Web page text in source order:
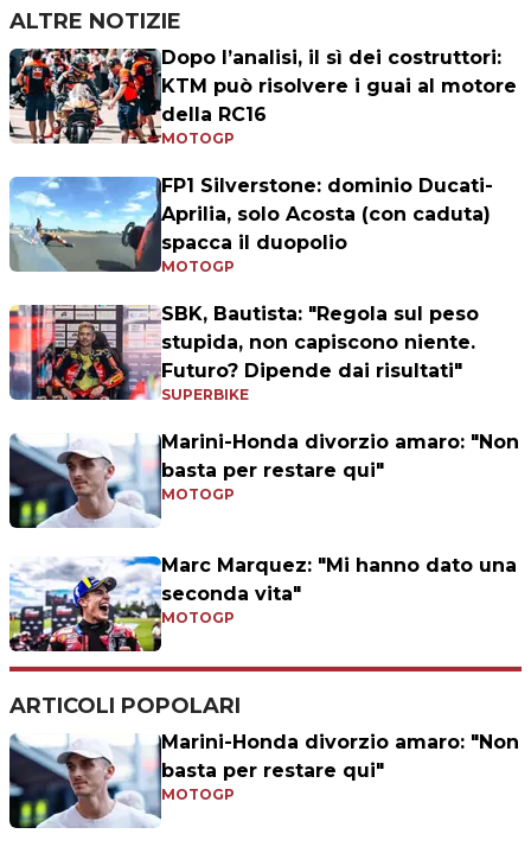
ALTRE NOTIZIE
Dopo l’analisi, il sì dei costruttori:
KTM può risolvere i guai al motore
della RC16
MOTOGP
FP1 Silverstone: dominio Ducati-
Aprilia, solo Acosta (con caduta)
spacca il duopolio
MOTOGP
SBK, Bautista: "Regola sul peso
stupida, non capiscono niente.
Futuro? Dipende dai risultati"
SUPERBIKE
Marini-Honda divorzio amaro: "Non
basta per restare qui"
MOTOGP
Marc Marquez: "Mi hanno dato una
seconda vita"
MOTOGP
ARTICOLI POPOLARI
Marini-Honda divorzio amaro: "Non
basta per restare qui"
MOTOGP